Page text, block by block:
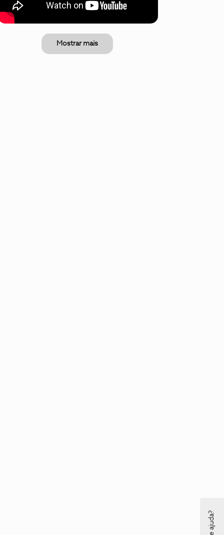
Mostrar mais